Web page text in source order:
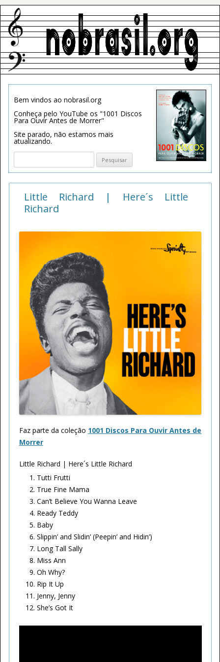
Bem vindos ao nobrasil.org
Conheça pelo YouTube os "1001 Discos
Para Ouvir Antes de Morrer"
Site parado, não estamos mais
atualizando.
Pesquisar
Little Richard | Here´s Little
Richard
Faz parte da coleção 1001 Discos Para Ouvir Antes de
Morrer
Little Richard | Here´s Little Richard
Tutti Frutti
True Fine Mama
Can’t Believe You Wanna Leave
Ready Teddy
Baby
Slippin’ and Slidin’ (Peepin’ and Hidin’)
Long Tall Sally
Miss Ann
Oh Why?
Rip It Up
Jenny, Jenny
She’s Got It